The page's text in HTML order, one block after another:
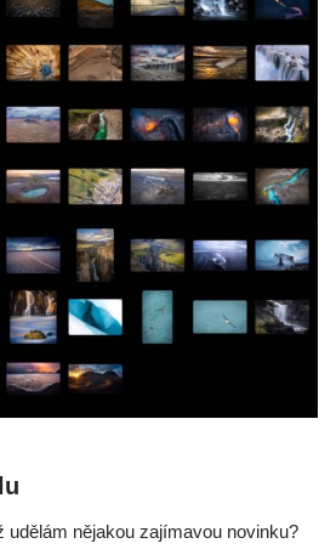
udělám nějakou zajímavou novinku?